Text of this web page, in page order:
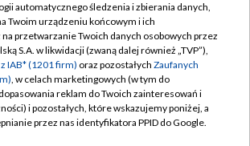
TVP
TVP
Cyfrowa
Regulamin TVP
Polityka prywatności
Moje zgody
Pomoc
automatycznego śledzenia i zbierania danych,
Twoim urządzeniu końcowym i ich
przetwarzanie Twoich danych osobowych przez
S.A. w likwidacji (zwaną dalej również „TVP”),
IAB* (1201 firm) oraz pozostałych Zaufanych
, w celach marketingowych (w tym do
reklam do Twoich zainteresowań i
i pozostałych, które wskazujemy poniżej, a
przez nas identyfikatora PPID do Google.